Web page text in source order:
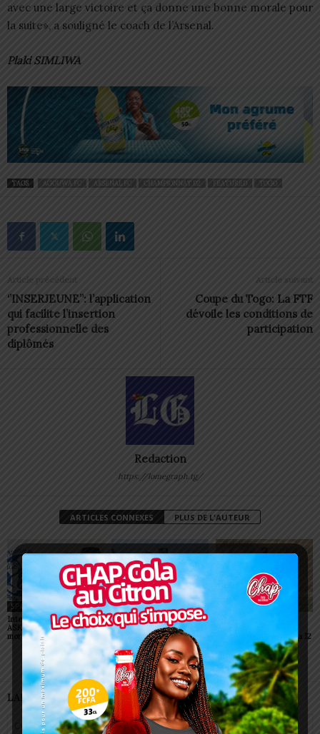
avec une large victoire et ça donne une bonne morale pour
la suite», a souligné le coach de l’Arsenal.
Plaki SIMLIWA
TAGS AGOUWA FC ARSENAL FC CHAMPIONNAT D2 FEATURED TOGO
Article précédent
‘’INSERJEUNE’’: l’application
qui facilite l’insertion
professionnelle des
diplômés
Article suivant
Coupe du Togo: La FTF
dévoile les conditions de
participation
Redaction
https://lomegraph.tg/
ARTICLES CONNEXES PLUS DE L'AUTEUR
SPORT
Interclubs CAF: ASCK et
ASKO face à deux gros
morceaux
SPORT
Championnats scolaires :
le LETP Sokodé décroche
le titre national
surprises et des
confirmations lors de la J2
LAISSER UN COMMENTAIRE